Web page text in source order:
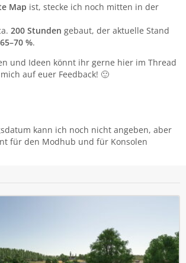
Map ist, stecke ich noch mitten in der
200 Stunden gebaut, der aktuelle Stand
65–70 %.
und Ideen könnt ihr gerne hier im Thread
auf euer Feedback! 🙂
kann ich noch nicht angeben, aber
für den Modhub und für Konsolen